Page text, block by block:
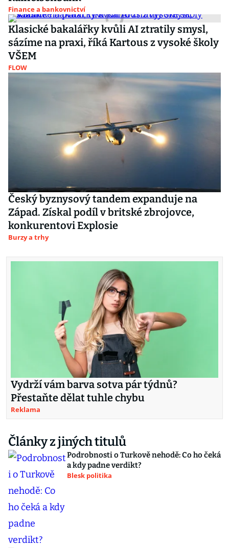
Finance a bankovnictví
Klasické bakalářky kvůli AI ztratily smysl,
sázíme na praxi, říká Kartous z vysoké školy
VŠEM
FLOW
Český byznysový tandem expanduje na
Západ. Získal podíl v britské zbrojovce,
konkurentovi Explosie
Burzy a trhy
Vydrží vám barva sotva pár týdnů?
Přestaňte dělat tuhle chybu
Reklama
Články z jiných titulů
Podrobnosti o Turkově nehodě: Co ho čeká
a kdy padne verdikt?
Blesk politika